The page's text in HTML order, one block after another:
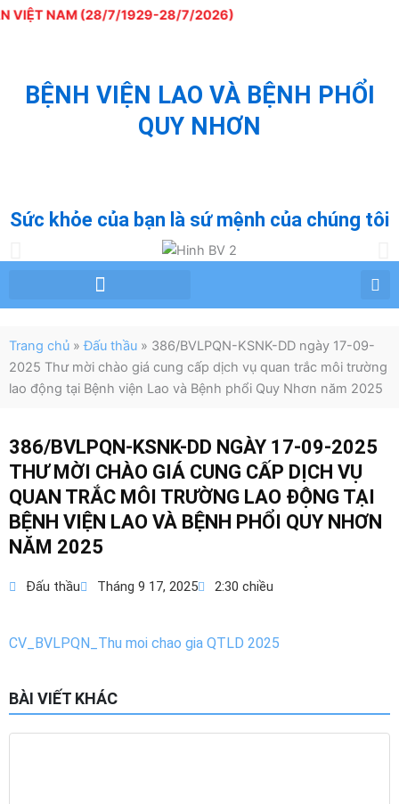
Nhảy
NAM (28/7/1929-28/7/2026)
BỆNH VIỆN LAO VÀ BỆNH PHỔI
QUY NHƠN
Sức khỏe của bạn là sứ mệnh của chúng tôi
Trang chủ »Đấu thầu » 386/BVLPQN-KSNK-DD ngày 17-09-
2025 Thư mời chào giá cung cấp dịch vụ quan trắc môi trường
lao động tại Bệnh viện Lao và Bệnh phổi Quy Nhơn năm 2025
386/BVLPQN-KSNK-DD NGÀY 17-09-2025
THƯ MỜI CHÀO GIÁ CUNG CẤP DỊCH VỤ
QUAN TRẮC MÔI TRƯỜNG LAO ĐỘNG TẠI
BỆNH VIỆN LAO VÀ BỆNH PHỔI QUY NHƠN
NĂM 2025
Đấu thầu Tháng 9 17, 2025 2:30 chiều
CV_BVLPQN_Thu moi chao gia QTLD 2025
BÀI VIẾT KHÁC